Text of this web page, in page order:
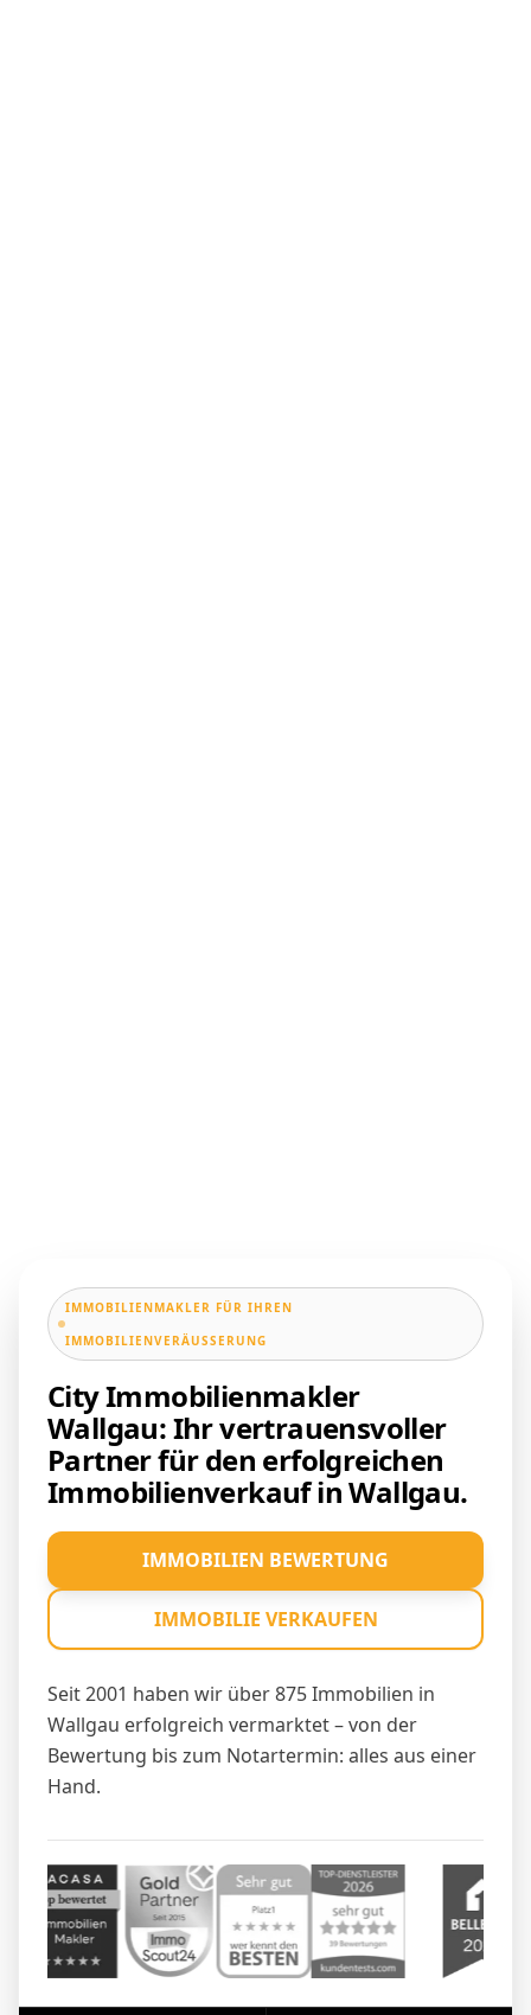
IMMOBILIENMAKLER FÜR IHREN
IMMOBILIENVERÄUSSERUNG
City Immobilienmakler
Wallgau: Ihr vertrauensvoller
Partner für den erfolgreichen
Immobilienverkauf in Wallgau.
Seit 2001 haben wir über 875 Immobilien in
Wallgau erfolgreich vermarktet – von der
Bewertung bis zum Notartermin: alles aus einer
Hand.
IMMOBILIEN BEWERTUNG
IMMOBILIE VERKAUFEN